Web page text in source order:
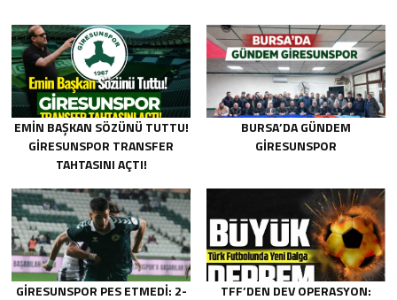
EMIN BAŞKAN SÖZÜNÜ TUTTU!
GIRESUNSPOR TRANSFER
TAHTASINI AÇTI!
BURSA’DA GÜNDEM
GIRESUNSPOR
GIRESUNSPOR PES ETMEDI: 2-
TFF’DEN DEV OPERASYON: